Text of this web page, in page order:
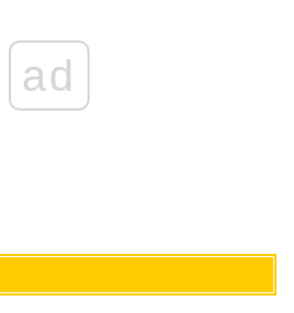
ad